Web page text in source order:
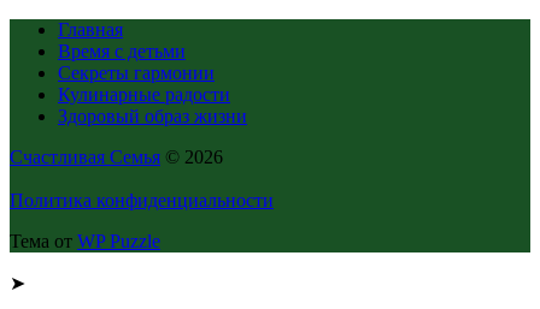
Главная
Время с детьми
Секреты гармонии
Кулинарные радости
Здоровый образ жизни
Счастливая Семья © 2026
Политика конфиденциальности
Тема от WP Puzzle
➤